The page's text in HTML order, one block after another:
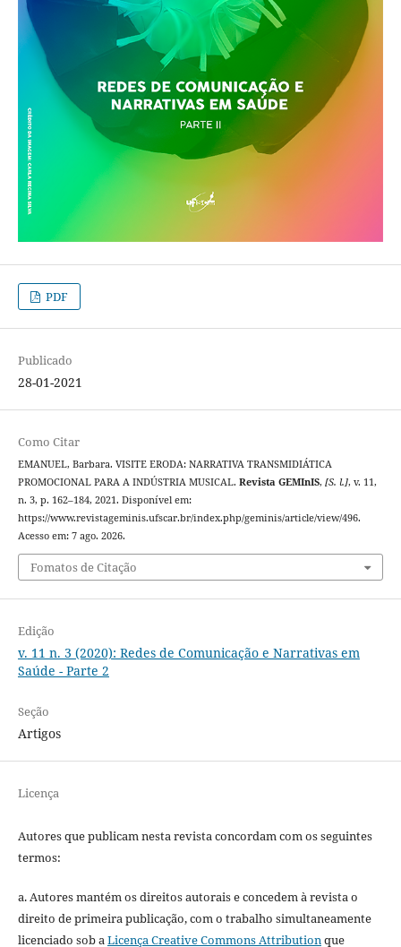
PDF
Publicado
28-01-2021
Como Citar
EMANUEL, Barbara. VISITE ERODA: NARRATIVA TRANSMIDIÁTICA
PROMOCIONAL PARA A INDÚSTRIA MUSICAL. Revista GEMInIS, [S. l.], v. 11,
n. 3, p. 162–184, 2021. Disponível em:
https://www.revistageminis.ufscar.br/index.php/geminis/article/view/496.
Acesso em: 7 ago. 2026.
Fomatos de Citação
Edição
v. 11 n. 3 (2020): Redes de Comunicação e Narrativas em
Saúde - Parte 2
Seção
Artigos
Licença
Autores que publicam nesta revista concordam com os seguintes
termos:
a. Autores mantém os direitos autorais e concedem à revista o
direito de primeira publicação, com o trabalho simultaneamente
licenciado sob a Licença Creative Commons Attribution que